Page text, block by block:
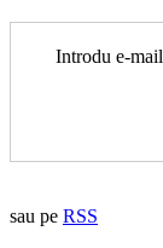
Introdu e-
sau pe RSS